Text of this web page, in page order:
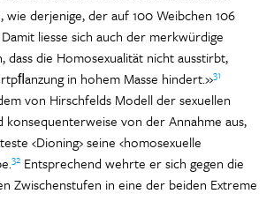
wie derjenige, der auf 100 Weibchen 106
liesse sich auch der merkwürdige
dass die Homosexualität nicht ausstirbt,
in hohem Masse hindert.»31
von Hirschfelds Modell der sexuellen
konsequenterweise von der Annahme aus,
‹Dioning› seine ‹homosexuelle
32 Entsprechend wehrte er sich gegen die
Zwischenstufen in eine der beiden Extreme